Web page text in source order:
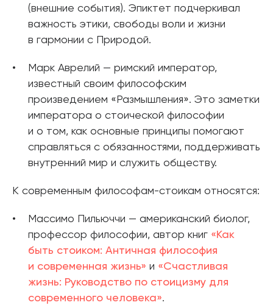
(внешние события). Эпиктет подчеркивал
важность этики, свободы воли и жизни
в гармонии с Природой.
Марк Аврелий — римский император,
известный своим философским
произведением «Размышления». Это заметки
императора о стоической философии
и о том, как основные принципы помогают
справляться с обязанностями, поддерживать
внутренний мир и служить обществу.
К современным философам-стоикам относятся:
Массимо Пильюччи — американский биолог,
профессор философии, автор книг «Как
быть стоиком: Античная философия
и современная жизнь» и «Счастливая
жизнь: Руководство по стоицизму для
современного человека».